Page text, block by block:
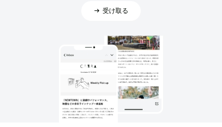
受け取る